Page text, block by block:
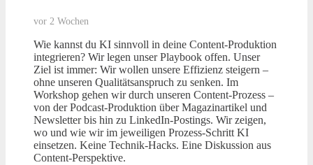
vor 2 Wochen
Wie kannst du KI sinnvoll in deine Content-Produktion
integrieren? Wir legen unser Playbook offen. Unser
Ziel ist immer: Wir wollen unsere Effizienz steigern –
ohne unseren Qualitätsanspruch zu senken. Im
Workshop gehen wir durch unseren Content-Prozess –
von der Podcast-Produktion über Magazinartikel und
Newsletter bis hin zu LinkedIn-Postings. Wir zeigen,
wo und wie wir im jeweiligen Prozess-Schritt KI
einsetzen. Keine Technik-Hacks. Eine Diskussion aus
Content-Perspektive.